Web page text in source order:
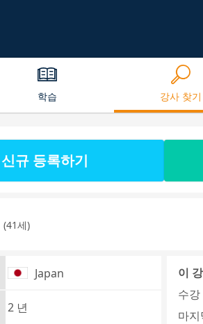
학습 강사 찾기
신규 등록하기
(41세)
Japan
2 년
이
수
마